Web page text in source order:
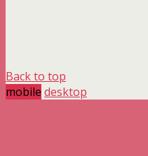
Back to top
mobile desktop